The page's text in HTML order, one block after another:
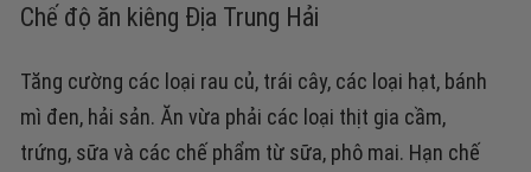
Chế độ ăn kiêng Địa Trung Hải
Tăng cường các loại rau củ, trái cây, các loại hạt, bánh
mì đen, hải sản. Ăn vừa phải các loại thịt gia cầm,
trứng, sữa và các chế phẩm từ sữa, phô mai. Hạn chế